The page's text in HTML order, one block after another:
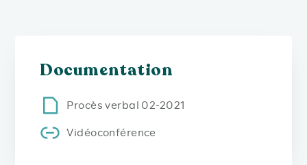
Documentation
Procès verbal 02-2021
Vidéoconférence